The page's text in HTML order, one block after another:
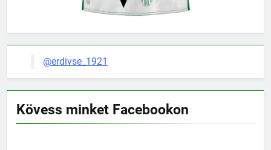
@erdivse_1921
Kövess minket Facebookon